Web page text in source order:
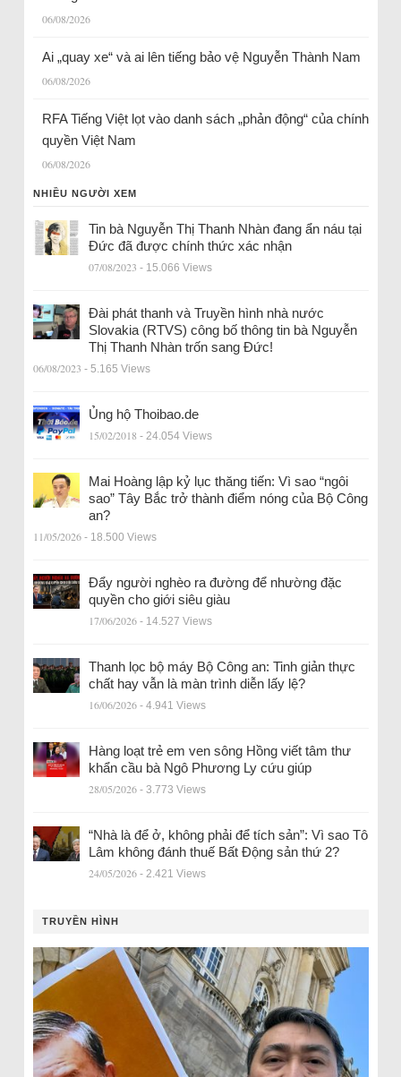
06/08/2026
Ai „quay xe“ và ai lên tiếng bảo vệ Nguyễn Thành Nam
06/08/2026
RFA Tiếng Việt lọt vào danh sách „phản động“ của chính
quyền Việt Nam
06/08/2026
NHIỀU NGƯỜI XEM
Tin bà Nguyễn Thị Thanh Nhàn đang ẩn náu tại
Đức đã được chính thức xác nhận
07/08/2023 - 15.066 Views
Đài phát thanh và Truyền hình nhà nước
Slovakia (RTVS) công bố thông tin bà Nguyễn
Thị Thanh Nhàn trốn sang Đức!
06/08/2023 - 5.165 Views
Ủng hộ Thoibao.de
15/02/2018 - 24.054 Views
Mai Hoàng lập kỷ lục thăng tiến: Vì sao “ngôi
sao” Tây Bắc trở thành điểm nóng của Bộ Công
an?
11/05/2026 - 18.500 Views
Đẩy người nghèo ra đường để nhường đặc
quyền cho giới siêu giàu
17/06/2026 - 14.527 Views
Thanh lọc bộ máy Bộ Công an: Tinh giản thực
chất hay vẫn là màn trình diễn lấy lệ?
16/06/2026 - 4.941 Views
Hàng loạt trẻ em ven sông Hồng viết tâm thư
khẩn cầu bà Ngô Phương Ly cứu giúp
28/05/2026 - 3.773 Views
“Nhà là để ở, không phải để tích sản”: Vì sao Tô
Lâm không đánh thuế Bất Động sản thứ 2?
24/05/2026 - 2.421 Views
TRUYỀN HÌNH